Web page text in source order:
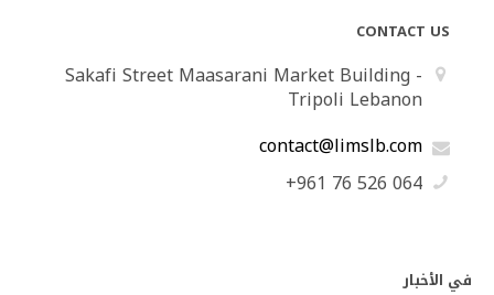
CONTACT US
Sakafi Street Maasarani Market Building -
Tripoli Lebanon
contact@limslb.com
+961 76 526 064
في الأخبار